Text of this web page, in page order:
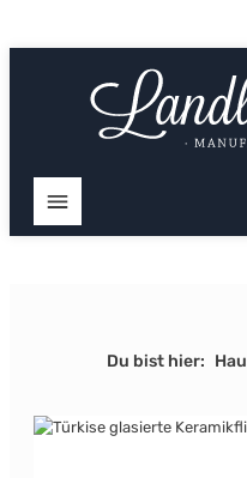
Du bist hier:
Bildergalerie überspringen